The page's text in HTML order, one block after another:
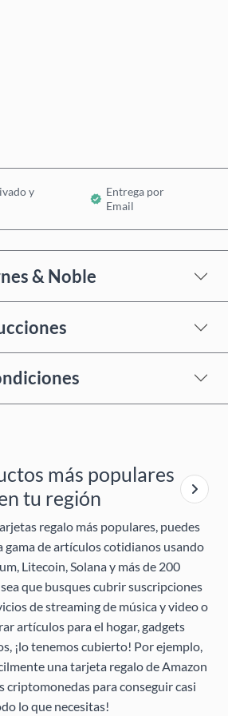
y
Entrega por
Email
& Noble
más populares
tu región
regalo más populares, puedes
gama de artículos cotidianos usando
Litecoin, Solana y más de 200
que busques cubrir suscripciones
de streaming de música y video o
artículos para el hogar, gadgets
¡lo tenemos cubierto! Por ejemplo,
una tarjeta regalo de Amazon
criptomonedas para conseguir casi
lo que necesitas!